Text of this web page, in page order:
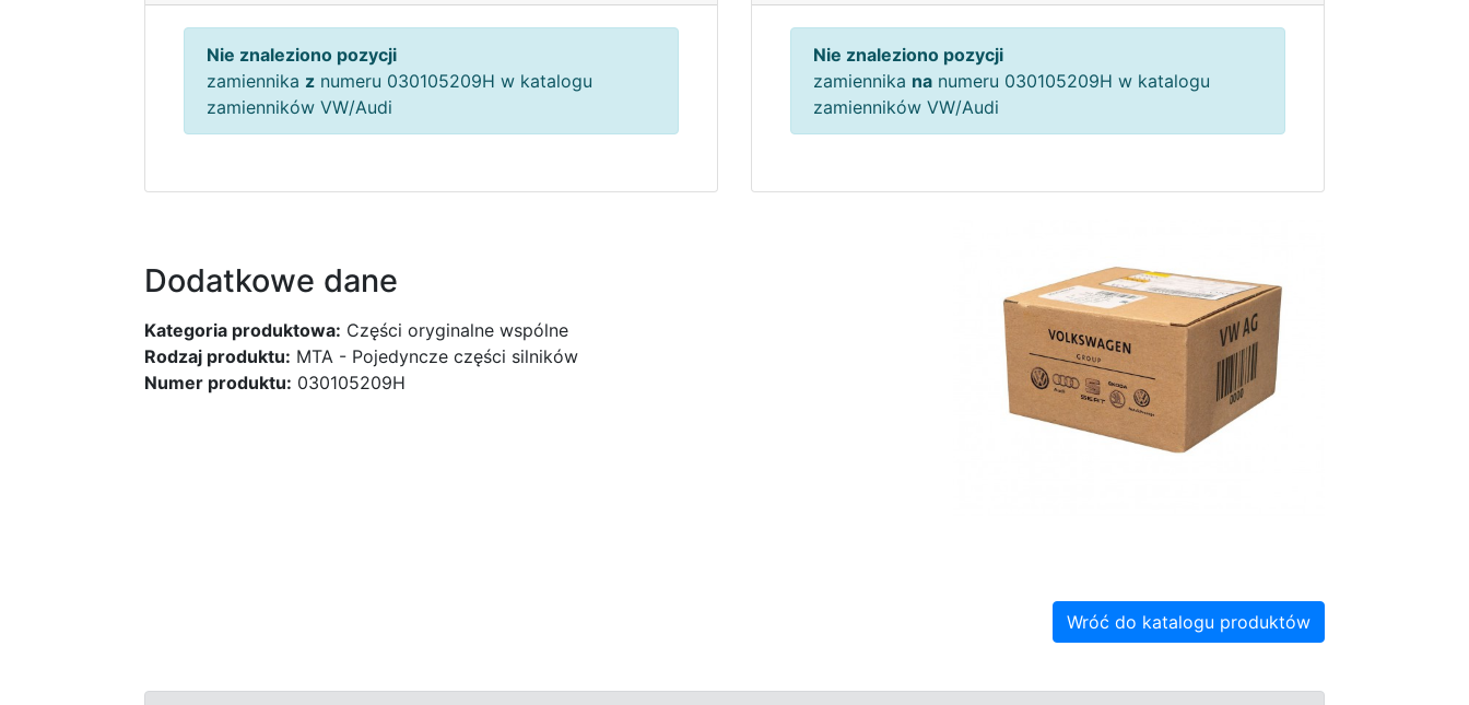
Nie znaleziono pozycji
zamiennika z numeru 030105209H w katalogu
zamienników VW/Audi
Nie znaleziono pozycji
zamiennika na numeru 030105209H w katalogu
zamienników VW/Audi
Dodatkowe dane
Kategoria produktowa: Części oryginalne wspólne
Rodzaj produktu: MTA - Pojedyncze części silników
Numer produktu: 030105209H
Wróć do katalogu produktów